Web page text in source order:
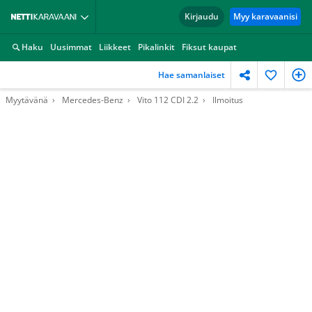
Kirjaudu Myy karavaanisi
Haku Uusimmat Liikkeet Pikalinkit Fiksut kaupat
Hae samanlaiset
Myytävänä Mercedes-Benz Vito 112 CDI 2.2 Ilmoitus